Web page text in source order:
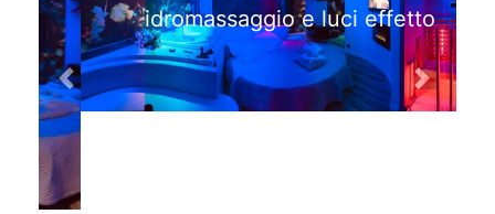
idromassaggio e luci effetto
Previous Next
Dettagli
Telefono